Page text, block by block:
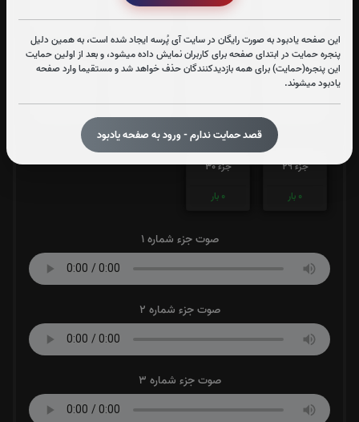
این صفحه یادبود به صورت رایگان در سایت آی پُرسه ایجاد شده است، به همین دلیل
پنجره حمایت در ابتدای صفحه برای کاربران نمایش داده میشود، و بعد از اولین حمایت
این پنجره(حمایت) برای همه بازدیدکنندگان حذف خواهد شد و مستقیما وارد صفحه
یادبود میشوند.
قصد حمایت ندارم - ورود به صفحه یادبود
0بار
0بار
0بار
0بار
جزء 25
0بار
جزء 26
0بار
جزء 27
0بار
جزء 28
0بار
جزء 29
0 بار
جزء 30
0 بار
صوت جزء شماره 1
صوت جزء شماره 2
صوت جزء شماره 3